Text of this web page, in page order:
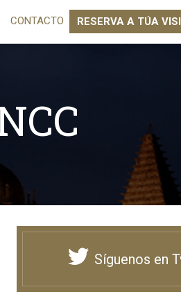
CONTACTO RESERVA A TÚA
Síguenos en